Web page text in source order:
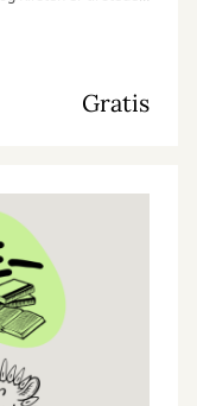
med
så klarer de
Gratis